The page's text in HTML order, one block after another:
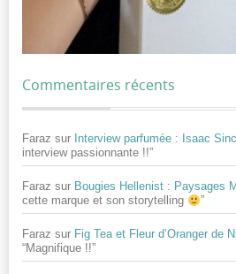
Commentaires récents
Faraz sur Interview parfumée : Isaac
interview passionnante !!”
Faraz sur Bougies Hellenist : Paysages
cette marque et son storytelling
”
Faraz sur Fig Tea et Fleur d’Oranger de
“Magnifique !!”